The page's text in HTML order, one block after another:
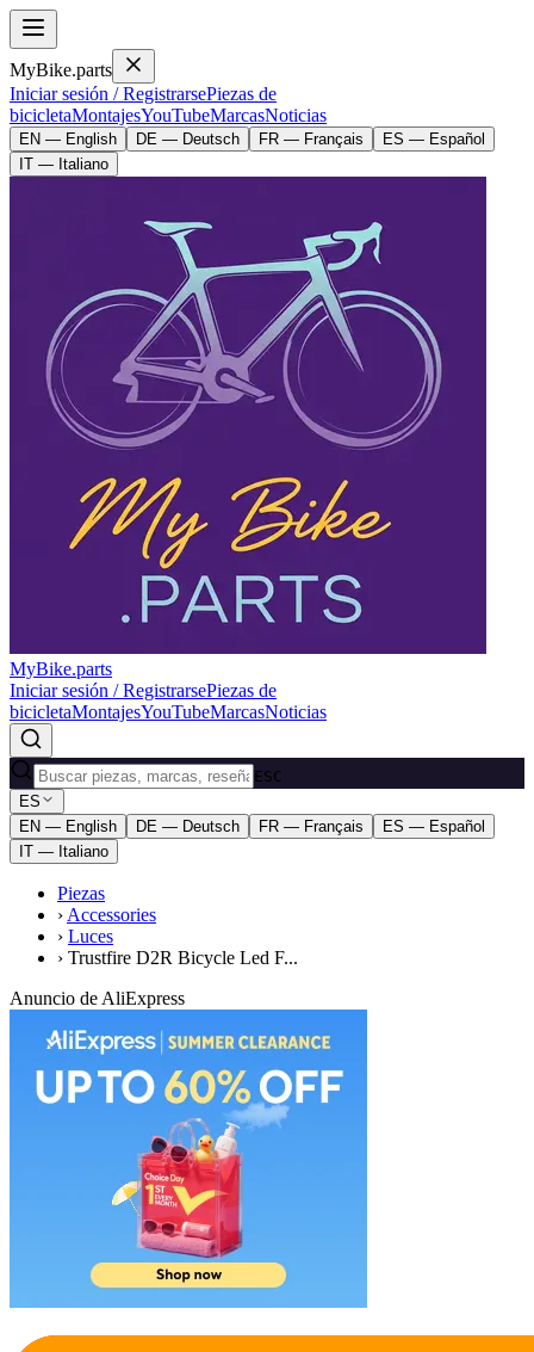
MyBike.parts
Iniciar sesión / RegistrarsePiezas de
bicicletaMontajesYouTubeMarcasNoticias
EN — English DE — Deutsch FR — Français
ES — Español
IT — Italiano
MyBike.parts
Iniciar sesión / RegistrarsePiezas de
bicicletaMontajesYouTubeMarcasNoticias
ESC
ES
EN — English
DE — Deutsch FR — Français
ES — Español
IT — Italiano
Piezas
› Accessories
› Luces
› Trustfire D2R Bicycle Led F...
Anuncio de AliExpress